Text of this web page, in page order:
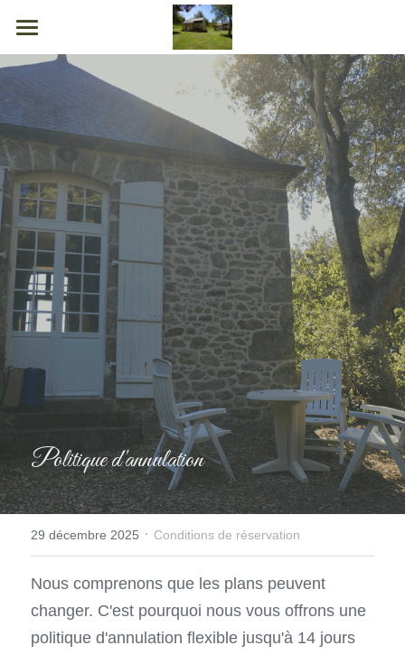
Accueil
Tarifs et Réservations
Contact
0660072751 Lieu dit La Valette 15110
CHAUDES AIGUES
rocherbeat@gmail.com
POWERED BY
Politique d'annulation
29 décembre 2025 · Conditions de réservation
Nous comprenons que les plans peuvent
changer. C'est pourquoi nous vous offrons une
politique d'annulation flexible jusqu'à 14 jours